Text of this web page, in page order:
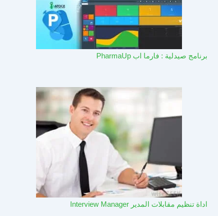
برنامج صيدلية : فارما اب PharmaUp​
اداة تنظيم مقابلات المدير Interview Manager